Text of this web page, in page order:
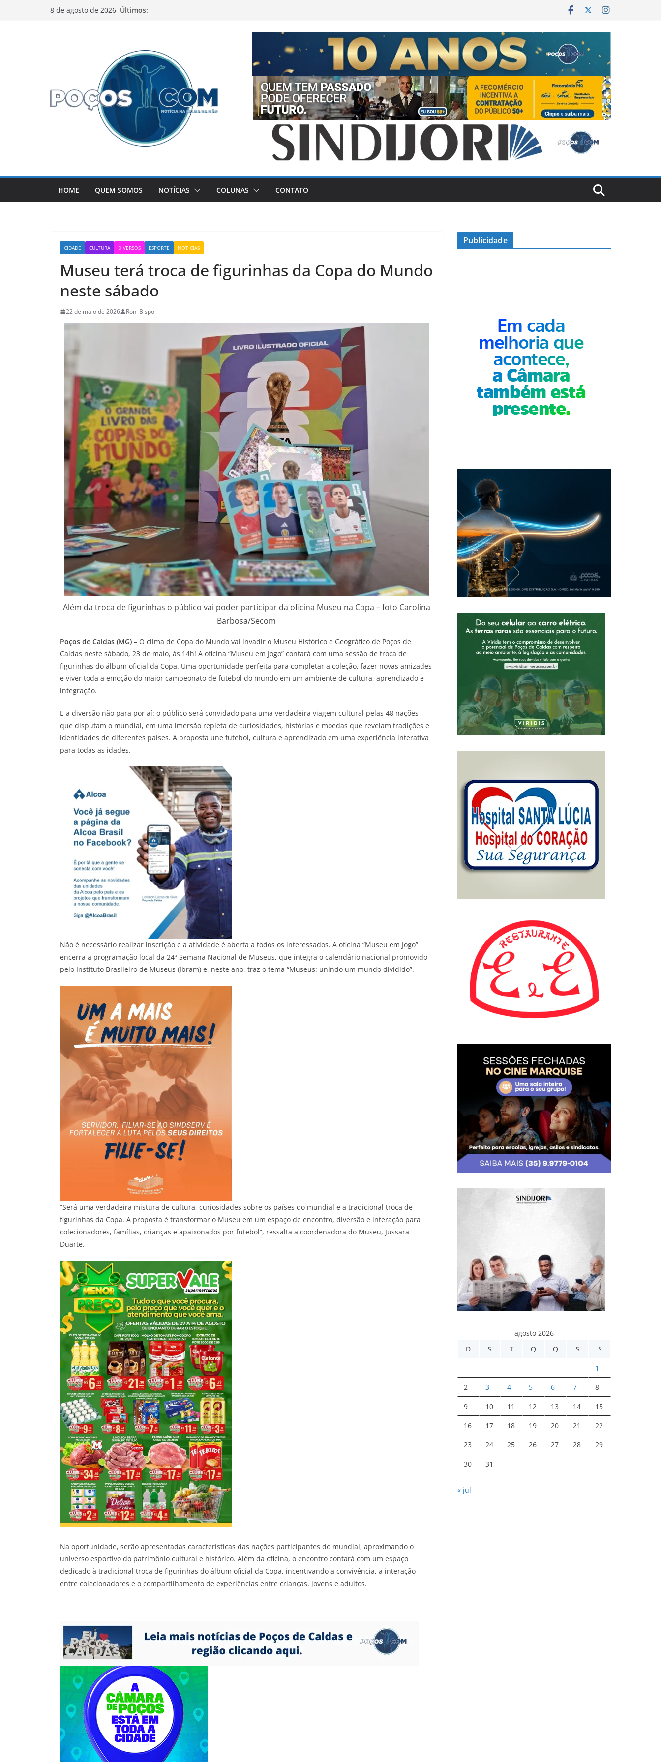
8 de agosto de 2026 Últimos:
HOME QUEM SOMOS NOTÍCIAS COLUNAS CONTATO
CIDADE CULTURA DIVERSOS ESPORTE NOTÍCIAS
Museu terá troca de figurinhas da Copa do Mundo
neste sábado
22 de maio de 2026 Roni Bispo
Além da troca de figurinhas o público vai poder participar da oficina Museu na Copa – foto Carolina
Barbosa/Secom
Poços de Caldas (MG) – O clima de Copa do Mundo vai invadir o Museu Histórico e Geográfico de Poços de
Caldas neste sábado, 23 de maio, às 14h! A oficina “Museu em Jogo” contará com uma sessão de troca de
figurinhas do álbum oficial da Copa. Uma oportunidade perfeita para completar a coleção, fazer novas amizades
e viver toda a emoção do maior campeonato de futebol do mundo em um ambiente de cultura, aprendizado e
integração.
E a diversão não para por aí: o público será convidado para uma verdadeira viagem cultural pelas 48 nações
que disputam o mundial, em uma imersão repleta de curiosidades, histórias e moedas que revelam tradições e
identidades de diferentes países. A proposta une futebol, cultura e aprendizado em uma experiência interativa
para todas as idades.
Não é necessário realizar inscrição e a atividade é aberta a todos os interessados. A oficina “Museu em Jogo”
encerra a programação local da 24ª Semana Nacional de Museus, que integra o calendário nacional promovido
pelo Instituto Brasileiro de Museus (Ibram) e, neste ano, traz o tema “Museus: unindo um mundo dividido”.
“Será uma verdadeira mistura de cultura, curiosidades sobre os países do mundial e a tradicional troca de
figurinhas da Copa. A proposta é transformar o Museu em um espaço de encontro, diversão e interação para
colecionadores, famílias, crianças e apaixonados por futebol”, ressalta a coordenadora do Museu, Jussara
Duarte.
Na oportunidade, serão apresentadas características das nações participantes do mundial, aproximando o
universo esportivo do patrimônio cultural e histórico. Além da oficina, o encontro contará com um espaço
dedicado à tradicional troca de figurinhas do álbum oficial da Copa, incentivando a convivência, a interação
entre colecionadores e o compartilhamento de experiências entre crianças, jovens e adultos.
Publicidade
agosto 2026
D
S T Q Q S S
1
2 3 4 5 6 7 8
9 10 11 12 13 14 15
16 17 18 19 20 21 22
23 24 25 26 27 28 29
30 31
« jul